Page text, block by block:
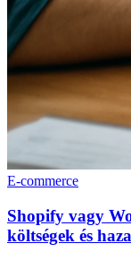
E-commerce
Shopify vagy
költségek és